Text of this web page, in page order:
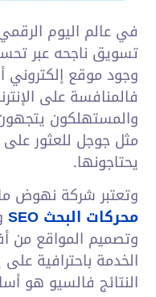
في عالم اليوم
تسويق ناجحه عبر
وجود موقع إلكتروني
فالمنافسة على
والمستهلكون
مثل جوجل للعثور على
يحتاجونها.
وتعتبر شركة نهوض
محركات البحث SEO
وتصميم المواقع من
الخدمة باحترافية
النتائج فالسيو هو